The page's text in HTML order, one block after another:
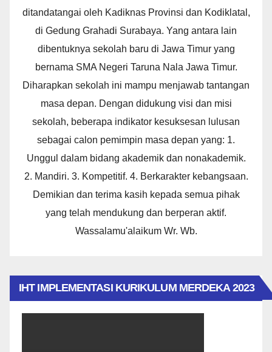
ditandatangai oleh Kadiknas Provinsi dan Kodiklatal,
di Gedung Grahadi Surabaya. Yang antara lain
dibentuknya sekolah baru di Jawa Timur yang
bernama SMA Negeri Taruna Nala Jawa Timur.
Diharapkan sekolah ini mampu menjawab tantangan
masa depan. Dengan didukung visi dan misi
sekolah, beberapa indikator kesuksesan lulusan
sebagai calon pemimpin masa depan yang: 1.
Unggul dalam bidang akademik dan nonakademik.
2. Mandiri. 3. Kompetitif. 4. Berkarakter kebangsaan.
Demikian dan terima kasih kepada semua pihak
yang telah mendukung dan berperan aktif.
Wassalamu'alaikum Wr. Wb.
IHT IMPLEMENTASI KURIKULUM MERDEKA 2023